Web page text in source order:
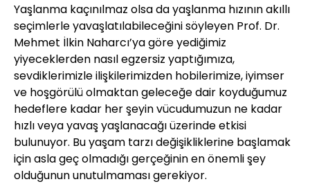
Yaşlanma kaçınılmaz olsa da yaşlanma hızının akıllı
seçimlerle yavaşlatılabileceğini söyleyen Prof. Dr.
Mehmet İlkin Naharcı’ya göre yediğimiz
yiyeceklerden nasıl egzersiz yaptığımıza,
sevdiklerimizle ilişkilerimizden hobilerimize, iyimser
ve hoşgörülü olmaktan geleceğe dair koyduğumuz
hedeflere kadar her şeyin vücudumuzun ne kadar
hızlı veya yavaş yaşlanacağı üzerinde etkisi
bulunuyor. Bu yaşam tarzı değişikliklerine başlamak
için asla geç olmadığı gerçeğinin en önemli şey
olduğunun unutulmaması gerekiyor.